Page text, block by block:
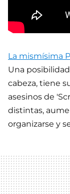
La mismísima
Una
cabeza, tiene
asesinos de
distintas,
organizarse y